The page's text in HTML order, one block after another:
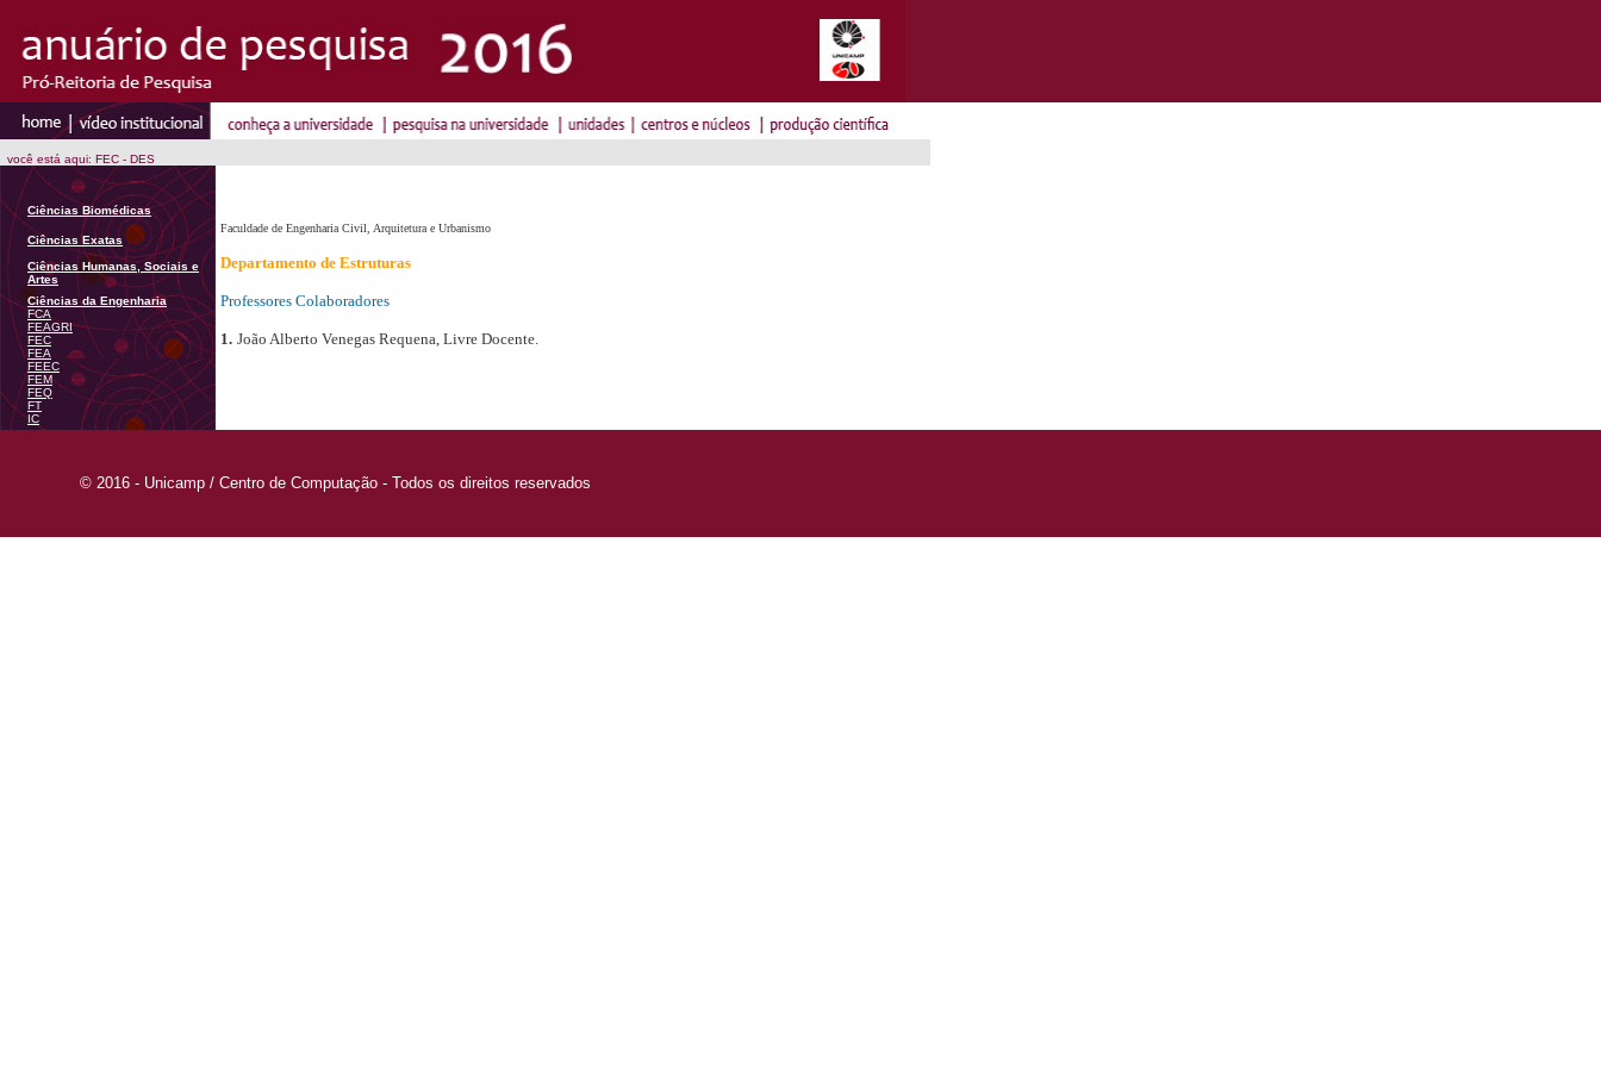
você está aqui: FEC - DES
Ciências Biomédicas
Ciências Exatas
Ciências Humanas, Sociais e
Artes
Ciências da Engenharia
FCA
FEAGRI
FEC
FEA
FEEC
FEM
FEQ
FT
IC
Faculdade de Engenharia Civil, Arquitetura e Urbanismo
Departamento de Estruturas
Professores Colaboradores
1. João Alberto Venegas Requena, Livre Docente.
© 2016 - Unicamp / Centro de Computação - Todos os direitos reservados